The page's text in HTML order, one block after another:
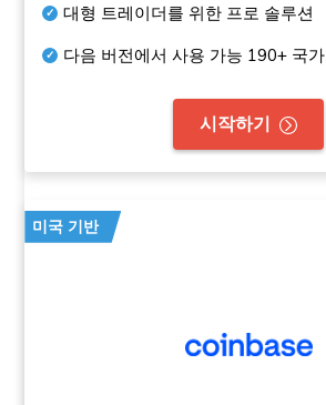
대형 트레이더를 위한 프로 솔루션
다음 버전에서 사용 가능 190+ 국가
시작하기
미국 기반